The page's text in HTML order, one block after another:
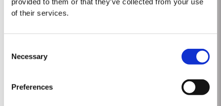
provided to them or that they’ve collected from your use
of their services.
Selection
Necessary
Preferences
Bereitung herausragender Vintage Ports. Besonders
und reichen Grundwasserreserven profitieren, die
Trauben entwickelten die, für heiße Reifephasen
typische, exzellente phenolische Reife und konnten